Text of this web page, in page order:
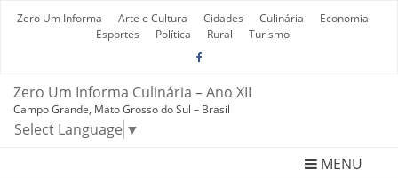
Zero Um Informa Arte e Cultura Cidades Culinária
Economia
Esportes
Política Rural Turismo
Zero Um Informa Culinária – Ano XII
Campo Grande, Mato Grosso do Sul – Brasil
Select Language ▼
MENU